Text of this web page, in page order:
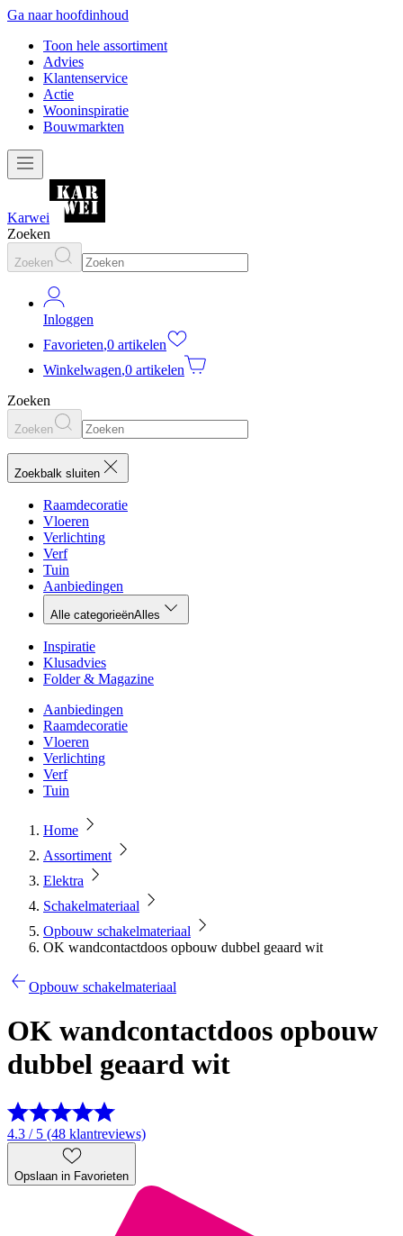
Ga naar hoofdinhoud
Toon hele assortiment
Advies
Klantenservice
Actie
Wooninspiratie
Bouwmarkten
Karwei
Zoeken
Zoeken
Inloggen
Favorieten,0 artikelen
Winkelwagen,0 artikelen
Zoeken
Zoeken
Zoekbalk sluiten
Raamdecoratie
Vloeren
Verlichting
Verf
Tuin
Aanbiedingen
Alle categorieënAlles
Inspiratie
Klusadvies
Folder & Magazine
Aanbiedingen
Raamdecoratie
Vloeren
Verlichting
Verf
Tuin
Home
Assortiment
Elektra
Schakelmateriaal
Opbouw schakelmateriaal
OK wandcontactdoos opbouw dubbel geaard wit
Opbouw schakelmateriaal
OK wandcontactdoos opbouw
dubbel geaard wit
4.3 / 5 (48 klantreviews)
Opslaan in Favorieten